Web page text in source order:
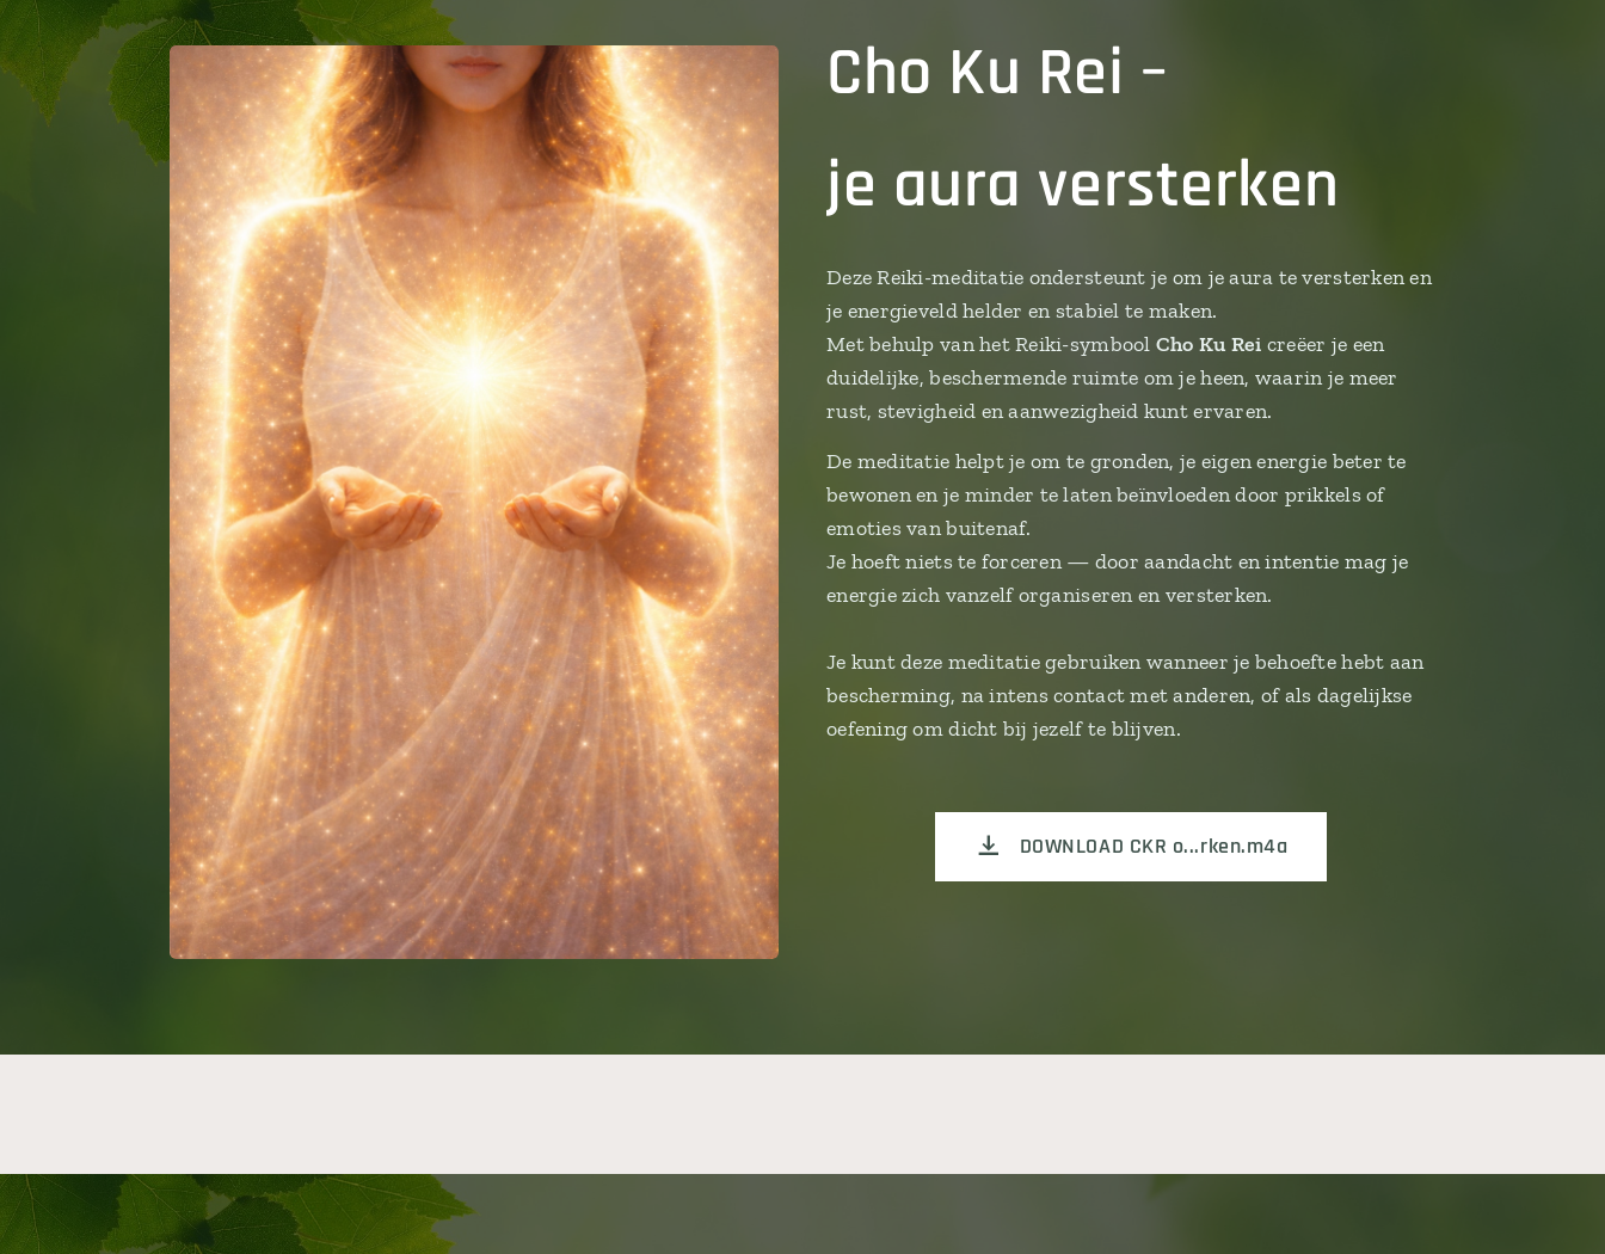
Cho Ku Rei –
je aura versterken
Deze Reiki-meditatie ondersteunt je om je aura te versterken en
je energieveld helder en stabiel te maken.
Met behulp van het Reiki-symbool Cho Ku Rei creëer je een
duidelijke, beschermende ruimte om je heen, waarin je meer
rust, stevigheid en aanwezigheid kunt ervaren.
De meditatie helpt je om te gronden, je eigen energie beter te
bewonen en je minder te laten beïnvloeden door prikkels of
emoties van buitenaf.
Je hoeft niets te forceren — door aandacht en intentie mag je
energie zich vanzelf organiseren en versterken.
Je kunt deze meditatie gebruiken wanneer je behoefte hebt aan
bescherming, na intens contact met anderen, of als dagelijkse
oefening om dicht bij jezelf te blijven.
DOWNLOAD CKR o...rken.m4a